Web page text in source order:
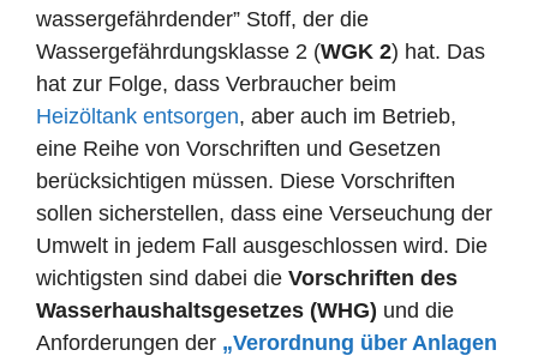
wassergefährdender” Stoff, der die
Wassergefährdungsklasse 2 (WGK 2) hat. Das
hat zur Folge, dass Verbraucher beim
Heizöltank entsorgen, aber auch im Betrieb,
eine Reihe von Vorschriften und Gesetzen
berücksichtigen müssen. Diese Vorschriften
sollen sicherstellen, dass eine Verseuchung der
Umwelt in jedem Fall ausgeschlossen wird. Die
wichtigsten sind dabei die Vorschriften des
Wasserhaushaltsgesetzes (WHG) und die
Anforderungen der „Verordnung über Anlagen